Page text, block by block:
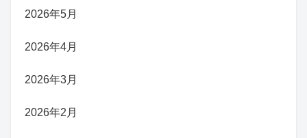
2026年5月
2026年4月
2026年3月
2026年2月